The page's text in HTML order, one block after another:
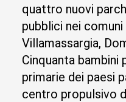
quattro nuovi
pubblici nei comuni
Villamassargia,
Cinquanta
primarie dei paesi
centro propulsivo